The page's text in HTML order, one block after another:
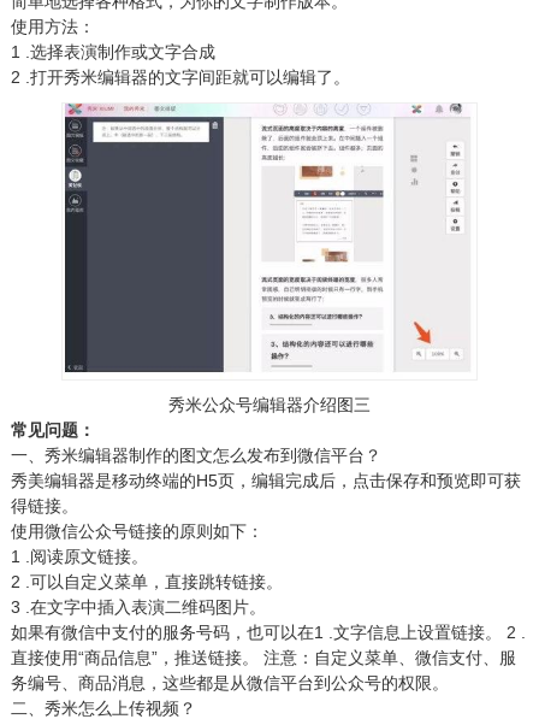
使用方法：
1 .选择表演制作或文字合成
2 .打开秀米编辑器的文字间距就可以编辑了。
秀米公众号编辑器介绍图三
常见问题：
一、秀米编辑器制作的图文怎么发布到微信平台？
秀美编辑器是移动终端的H5页，编辑完成后，点击保存和预览即可获
得链接。
使用微信公众号链接的原则如下：
1 .阅读原文链接。
2 .可以自定义菜单，直接跳转链接。
3 .在文字中插入表演二维码图片。
如果有微信中支付的服务号码，也可以在1 .文字信息上设置链接。 2 .
直接使用“商品信息”，推送链接。 注意：自定义菜单、微信支付、服
务编号、商品消息，这些都是从微信平台到公众号的权限。
二、秀米怎么上传视频？